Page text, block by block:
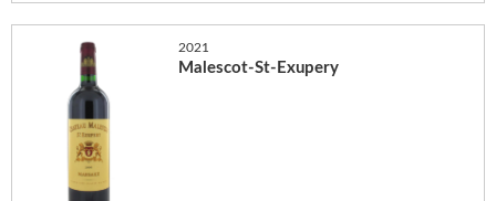
2021
Malescot-St-Exupery